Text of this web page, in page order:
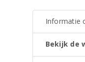
Informatie
Bekijk de